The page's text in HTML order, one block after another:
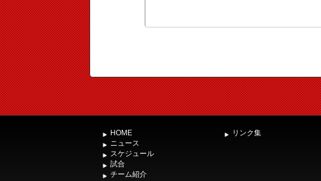
HOME
ニュース
スケジュール
試合
チーム紹介
リンク集